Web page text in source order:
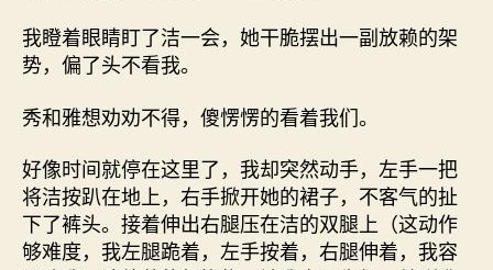
我瞪着眼睛盯了洁一会，她干脆摆出一副放赖的架
势，偏了头不看我。
秀和雅想劝劝不得，傻愣愣的看着我们。
好像时间就停在这里了，我却突然动手，左手一把
将洁按趴在地上，右手掀开她的裙子，不客气的扯
下了裤头。接着伸出右腿压在洁的双腿上（这动作
够难度，我左腿跪着，左手按着，右腿伸着，我容